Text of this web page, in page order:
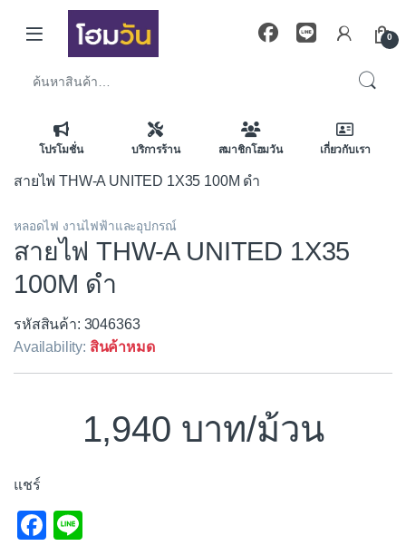
Skip to navigation
Skip to content
0
โปรโมชั่น บริการร้าน สมาชิกโฮมวัน เกี่ยวกับเรา
สายไฟ THW-A UNITED 1X35 100M ดำ
หลอดไฟ งานไฟฟ้าและอุปกรณ์
สายไฟ THW-A UNITED 1X35
100M ดำ
รหัสสินค้า: 3046363
Availability: สินค้าหมด
1,940 /ม้วน
แชร์
F